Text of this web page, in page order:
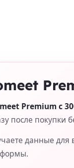
Premium с
после покупки
данные для